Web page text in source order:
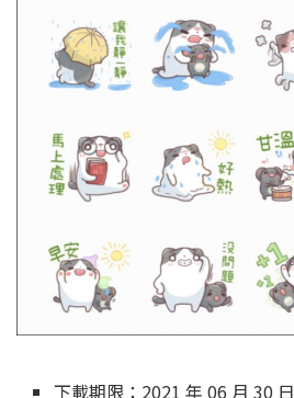
下載期限：2021 年 06 月 30 日